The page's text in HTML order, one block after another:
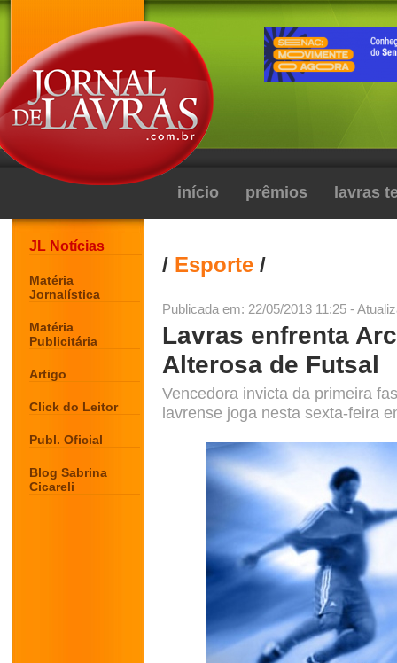
início prêmios lavras
JL Notícias
Matéria
Jornalística
Matéria
Publicitária
Artigo
Click do Leitor
Publ. Oficial
Blog Sabrina
Cicareli
/ Esporte /
Publicada em: 22/05/2013 11:25 -
Lavras enfrenta
Alterosa de Futsal
Vencedora invicta da primeira
lavrense joga nesta sexta-feira